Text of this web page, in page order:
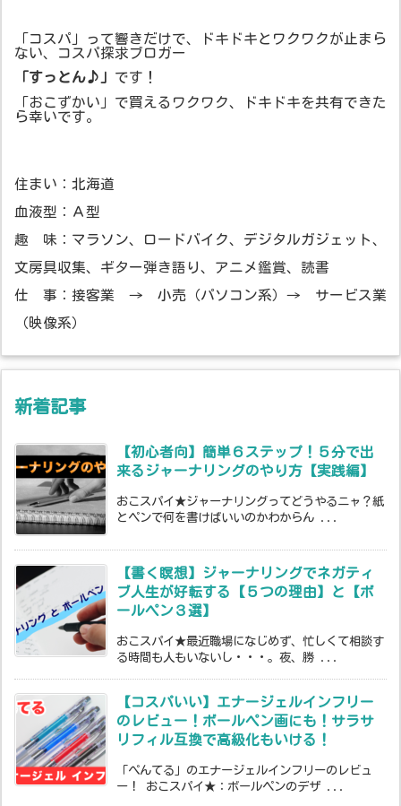
「コスパ」って響きだけで、ドキドキとワクワクが止まら
ない、コスパ探求ブロガー
「すっとん♪」 です！
「おこずかい」で買えるワクワク、ドキドキを共有できた
ら幸いです。
住まい：北海道
血液型：Ａ型
趣 味：マラソン、ロードバイク、デジタルガジェット、
文房具収集、ギター弾き語り、アニメ鑑賞、読書
仕 事：接客業 → 小売（パソコン系）→ サービス業
（映像系）
新着記事
【初心者向】簡単６ステップ！５分で出
来るジャーナリングのやり方【実践編】
おこスパイ★ジャーナリングってどうやるニャ？紙
とペンで何を書けばいいのかわからん ...
【書く瞑想】ジャーナリングでネガティ
ブ人生が好転する【５つの理由】と【ボ
ールペン３選】
おこスパイ★最近職場になじめず、忙しくて相談す
る時間も人もいないし・・・。夜、勝 ...
【コスパいい】エナージェルインフリー
のレビュー！ボールペン画にも！サラサ
リフィル互換で高級化もいける！
「ぺんてる」のエナージェルインフリーのレビュ
ー！ おこスパイ★：ボールペンのデザ ...